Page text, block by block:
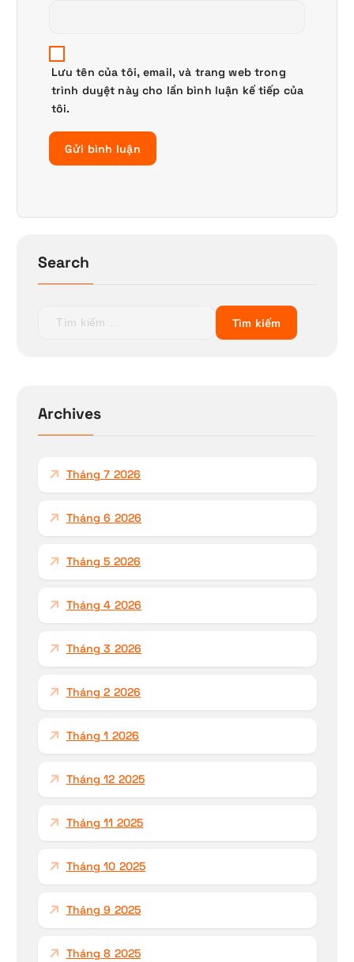
Lưu tên của tôi, email, và trang web trong
trình duyệt này cho lần bình luận kế tiếp của
tôi.
Search
ế
m
Archives
Tháng 7 2026
Tháng 6 2026
Tháng 5 2026
Tháng 4 2026
Tháng 3 2026
Tháng 2 2026
Tháng 1 2026
Tháng 12 2025
Tháng 11 2025
Tháng 10 2025
Tháng 9 2025
Tháng 8 2025